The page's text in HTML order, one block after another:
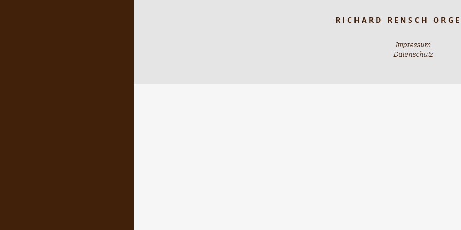
RICHARD RENSCH
Impressum
Datenschutz